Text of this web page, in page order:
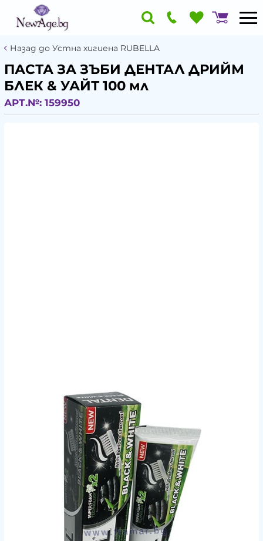
Назад до Устна хигиена RUBELLA
ПАСТА ЗА ЗЪБИ ДЕНТАЛ ДРИЙМ
БЛЕК & УАЙТ 100 мл
АРТ.№: 159950